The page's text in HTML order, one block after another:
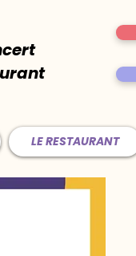
LE RESTAURANT